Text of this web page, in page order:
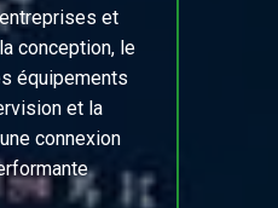
et
conception, le
équipements
et la
connexion